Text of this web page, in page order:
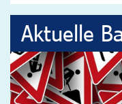
Aktuelle